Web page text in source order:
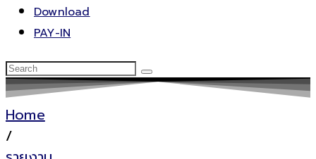
Download
PAY-IN
Home
/